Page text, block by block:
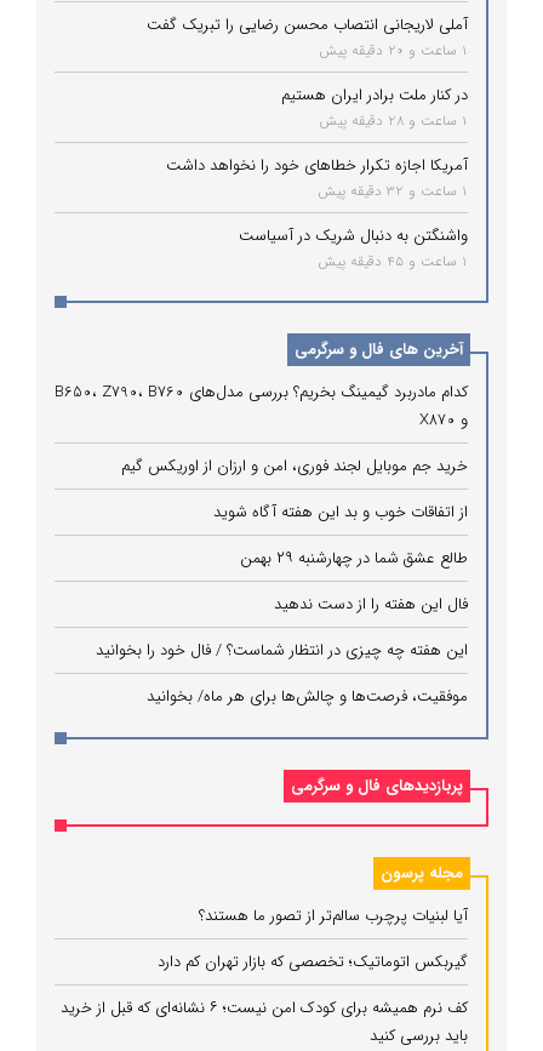
آملی لاریجانی انتصاب محسن رضایی را تبریک گفت
1 ساعت و 20 دقیقه پیش
در کنار ملت برادر ایران هستیم
1 ساعت و 28 دقیقه پیش
آمریکا اجازه تکرار خطاهای خود را نخواهد داشت
1 ساعت و 32 دقیقه پیش
واشنگتن به دنبال شریک در آسیاست
1 ساعت و 45 دقیقه پیش
آخرین های فال و سرگرمی
کدام مادربرد گیمینگ بخریم؟ بررسی مدل‌های B650، Z790، B760
و X870
خرید جم موبایل لجند فوری، امن و ارزان از اوریکس گیم
از اتفاقات خوب و بد این هفته آگاه شوید
طالع عشق شما در چهارشنبه ۲۹ بهمن
فال این هفته را از دست ندهید
این هفته چه چیزی در انتظار شماست؟ / فال خود را بخوانید
موفقیت، فرصت‌ها و چالش‌ها برای هر ماه/ بخوانید
پربازدیدهای فال و سرگرمی
مجله پرسون
آیا لبنیات پرچرب سالم‌تر از تصور ما هستند؟
گیربکس اتوماتیک؛ تخصصی که بازار تهران کم دارد
کف نرم همیشه برای کودک امن نیست؛ ۶ نشانه‌ای که قبل از خرید
باید بررسی کنید